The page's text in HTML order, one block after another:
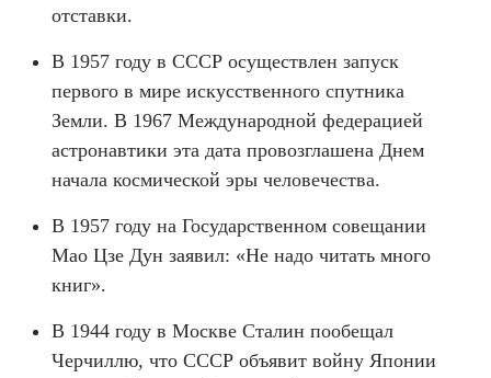
отставки.
В 1957 году в СССР осуществлен запуск
первого в мире искусственного спутника
Земли. В 1967 Международной федерацией
астронавтики эта дата провозглашена Днем
начала космической эры человечества.
В 1957 году на Государственном совещании
Мао Цзе Дун заявил: «Не надо читать много
книг».
В 1944 году в Москве Сталин пообещал
Черчиллю, что СССР объявит войну Японии